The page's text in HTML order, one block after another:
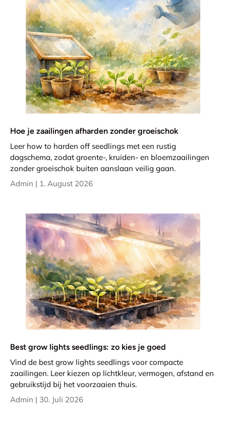
Hoe je zaailingen afharden zonder groeischok
Leer how to harden off seedlings met een rustig
dagschema, zodat groente-, kruiden- en bloemzaailingen
zonder groeischok buiten aanslaan veilig gaan.
Admin | 1. August 2026
Best grow lights seedlings: zo kies je goed
Vind de best grow lights seedlings voor compacte
zaailingen. Leer kiezen op lichtkleur, vermogen, afstand en
gebruikstijd bij het voorzaaien thuis.
Admin | 30. Juli 2026